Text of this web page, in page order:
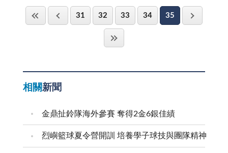
31 32 33 34 35
相關新聞
金鼎扯鈴隊海外參賽 奪得2金6銀佳績
烈嶼籃球夏令營開訓 培養學子球技與團隊精神